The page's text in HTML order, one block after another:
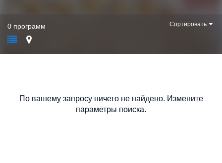
0 программ Сортировать
По вашему запросу ничего не найдено. Измените
параметры поиска.